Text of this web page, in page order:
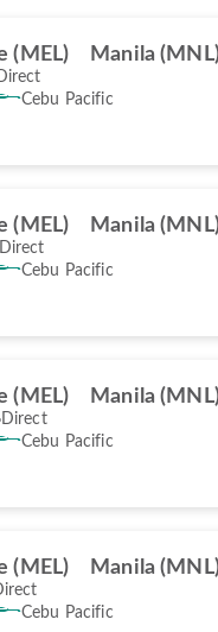
(MEL) Manila
Cebu Pacific
(MEL) Manila
Cebu Pacific
(MEL) Manila
Direct
Cebu Pacific
(MEL) Manila
Cebu Pacific